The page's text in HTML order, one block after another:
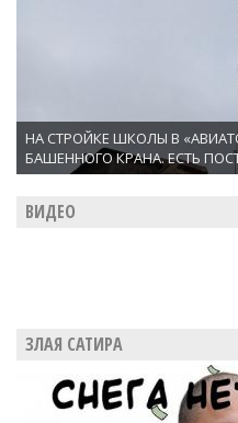
НА СТРОЙКЕ ШКОЛЫ В
БАШЕННОГО КРАНА. ЕСТЬ
ВИДЕО
ЗЛАЯ САТИРА